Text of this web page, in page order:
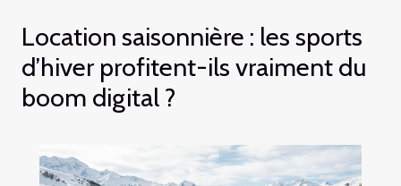
Location saisonnière : les sports
d’hiver profitent-ils vraiment du
boom digital ?